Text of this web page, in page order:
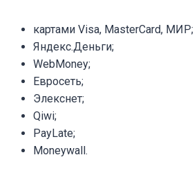
картами Visa, MasterCard, МИР;
Яндекс.Деньги;
WebMoney;
Евросеть;
Элекснет;
Qiwi;
PayLate;
Moneywall.